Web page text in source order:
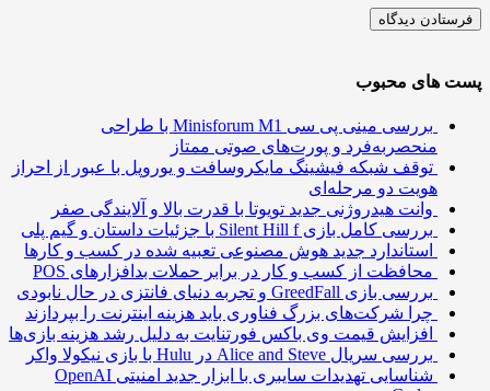
های محبوب
بررسی مینی پی ‌سی Minisforum M1 با طراحی
منحصربه‌فرد و پورت‌های صوتی ممتاز
توقف شبکه فیشینگ مایکروسافت و یوروپل با عبور از احراز
هویت دو مرحله‌ای
وانت هیدروژنی جدید تویوتا با قدرت بالا و آلایندگی صفر
بررسی کامل بازی Silent Hill f با جزئیات داستان و گیم پلی
استاندارد جدید هوش مصنوعی تعبیه شده در کسب و کارها
محافظت از کسب و کار در برابر حملات بدافزارهای POS
بررسی بازی GreedFall و تجربه دنیای فانتزی در حال نابودی
چرا شرکت‌های بزرگ فناوری باید هزینه اینترنت را بپردازند
افزایش قیمت وی باکس فورتنایت به دلیل رشد هزینه بازی‌ها
بررسی سریال Alice and Steve در Hulu با بازی نیکولا واکر
شناسایی تهدیدات سایبری با ابزار جدید امنیتی OpenAI